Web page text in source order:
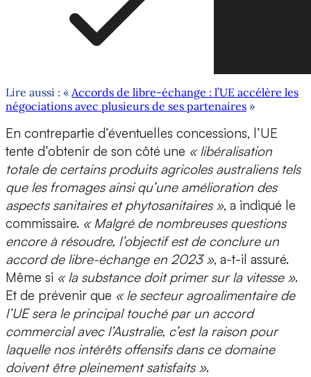
Lire aussi : « Accords de libre-échange : l’UE accélère les
négociations avec plusieurs de ses partenaires »
En contrepartie d’éventuelles concessions, l’UE
tente d’obtenir de son côté une « libéralisation
totale de certains produits agricoles australiens tels
que les fromages ainsi qu’une amélioration des
aspects sanitaires et phytosanitaires », a indiqué le
commissaire. « Malgré de nombreuses questions
encore à résoudre, l’objectif est de conclure un
accord de libre-échange en 2023 », a-t-il assuré.
Même si « la substance doit primer sur la vitesse ».
Et de prévenir que « le secteur agroalimentaire de
l’UE sera le principal touché par un accord
commercial avec l’Australie, c’est la raison pour
laquelle nos intérêts offensifs dans ce domaine
doivent être pleinement satisfaits ».